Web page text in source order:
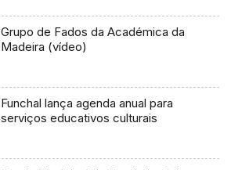
Grupo de Fados da Académica da
Madeira (vídeo)
Funchal lança agenda anual para
serviços educativos culturais